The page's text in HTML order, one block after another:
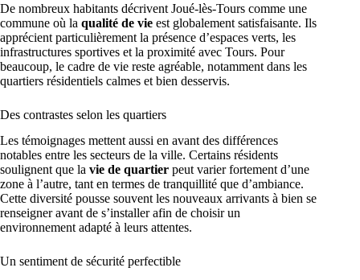
De nombreux habitants décrivent Joué-lès-Tours comme une
commune où la qualité de vie est globalement satisfaisante. Ils
apprécient particulièrement la présence d’espaces verts, les
infrastructures sportives et la proximité avec Tours. Pour
beaucoup, le cadre de vie reste agréable, notamment dans les
quartiers résidentiels calmes et bien desservis.
Des contrastes selon les quartiers
Les témoignages mettent aussi en avant des différences
notables entre les secteurs de la ville. Certains résidents
soulignent que la vie de quartier peut varier fortement d’une
zone à l’autre, tant en termes de tranquillité que d’ambiance.
Cette diversité pousse souvent les nouveaux arrivants à bien se
renseigner avant de s’installer afin de choisir un
environnement adapté à leurs attentes.
Un sentiment de sécurité perfectible